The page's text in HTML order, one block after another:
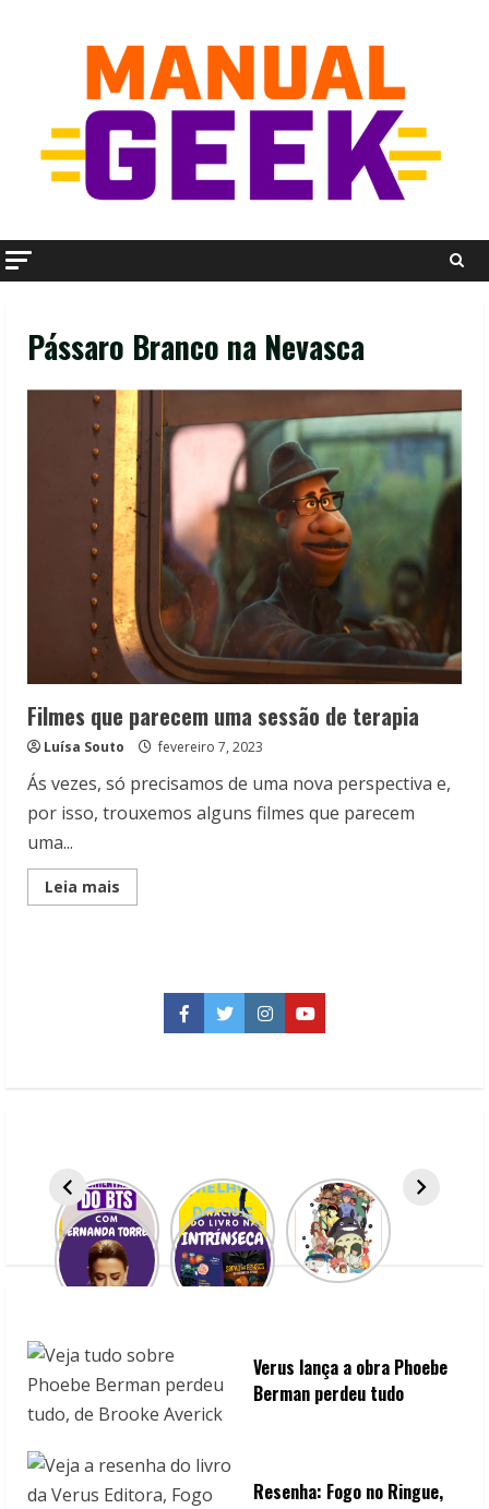
Pássaro Branco na Nevasca
Filmes que parecem uma sessão de terapia
Luísa Souto fevereiro 7, 2023
Ás vezes, só precisamos de uma nova perspectiva e,
por isso, trouxemos alguns filmes que parecem
uma...
Leia mais
more
sessão
Facebook
TwitterInstagramYouTube
Verus lança a obra Phoebe
Berman perdeu tudo
Resenha: Fogo no Ringue,